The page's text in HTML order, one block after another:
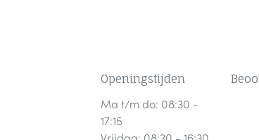
Openingstijden
Ma t/m do: 08:30 -
17:15